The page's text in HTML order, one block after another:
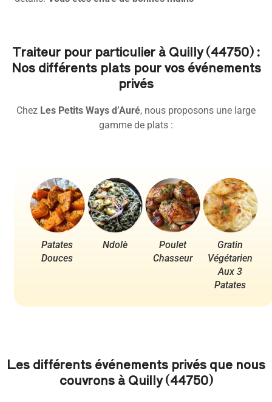
Traiteur pour particulier à Quilly (44750) :
Nos différents plats pour vos événements
privés
Chez Les Petits Ways d’Auré, nous proposons une large
gamme de plats :
Patates
Douces
Ndolè
Poulet
Chasseur
Gratin
Végétarien
Aux 3
Patates
Les différents événements privés que nous
couvrons à Quilly (44750)